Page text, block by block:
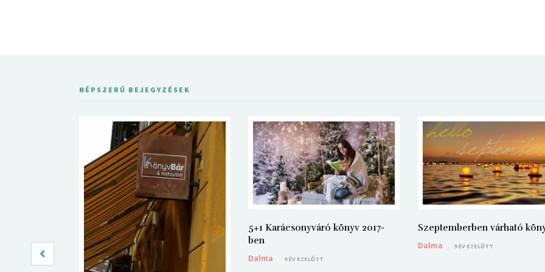
NÉPSZERŰ BEJEGYZÉSEK
5+1 Karácsonyváró könyv 2017-
ben
Dalma
9 ÉV EZELŐTT
Szeptemberben várható
Dalma
9 ÉV EZELŐTT